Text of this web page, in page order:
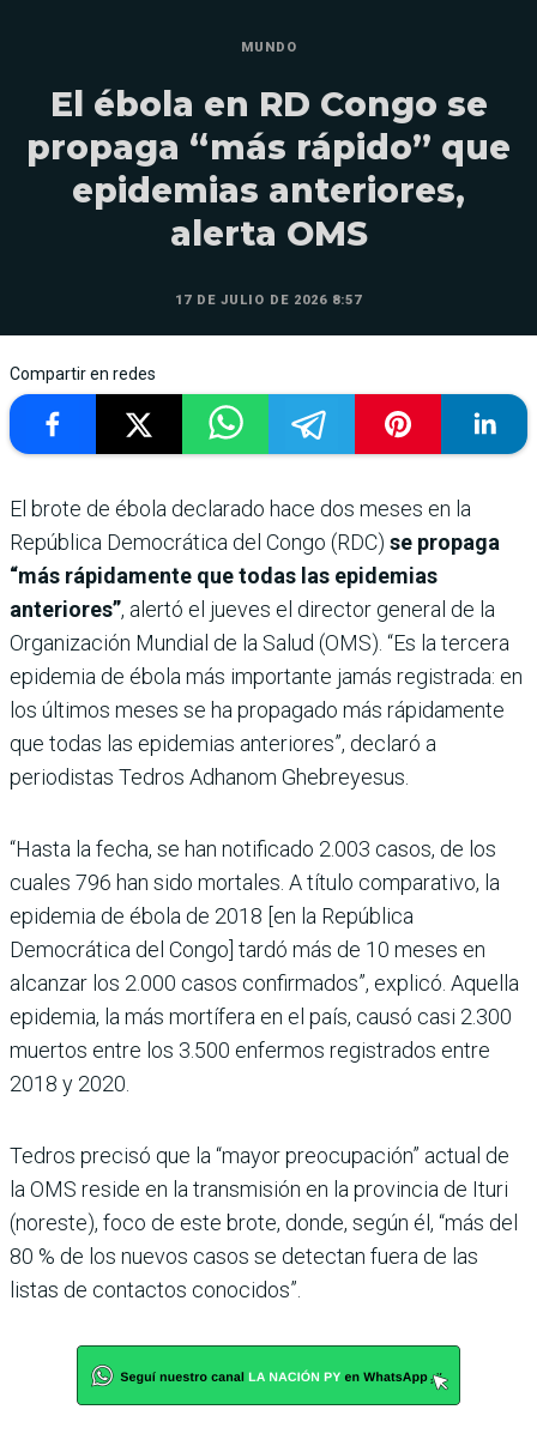
MUNDO
El ébola en RD Congo se
propaga “más rápido” que
epidemias anteriores,
alerta OMS
17 DE JULIO DE 2026 8:57
Compartir en redes
El brote de ébola declarado hace dos meses en la
República Democrática del Congo (RDC) se propaga
“más rápidamente que todas las epidemias
anteriores”, alertó el jueves el director general de la
Organización Mundial de la Salud (OMS). “Es la tercera
epidemia de ébola más importante jamás registrada: en
los últimos meses se ha propagado más rápidamente
que todas las epidemias anteriores”, declaró a
periodistas Tedros Adhanom Ghebreyesus.
“Hasta la fecha, se han notificado 2.003 casos, de los
cuales 796 han sido mortales. A título comparativo, la
epidemia de ébola de 2018 [en la República
Democrática del Congo] tardó más de 10 meses en
alcanzar los 2.000 casos confirmados”, explicó. Aquella
epidemia, la más mortífera en el país, causó casi 2.300
muertos entre los 3.500 enfermos registrados entre
2018 y 2020.
Tedros precisó que la “mayor preocupación” actual de
la OMS reside en la transmisión en la provincia de Ituri
(noreste), foco de este brote, donde, según él, “más del
80 % de los nuevos casos se detectan fuera de las
listas de contactos conocidos”.